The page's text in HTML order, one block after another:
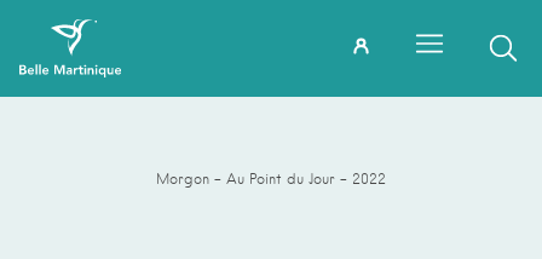
Morgon – Au Point du Jour – 2022